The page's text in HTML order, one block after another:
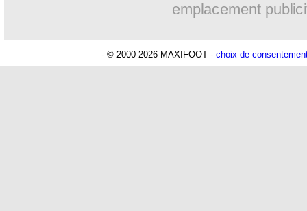
emplacement
- © 2000-2026 MAXIFOOT - choix de